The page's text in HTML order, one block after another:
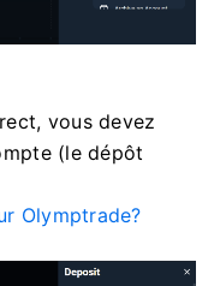
vous devez
(le dépôt
Olymptrade?